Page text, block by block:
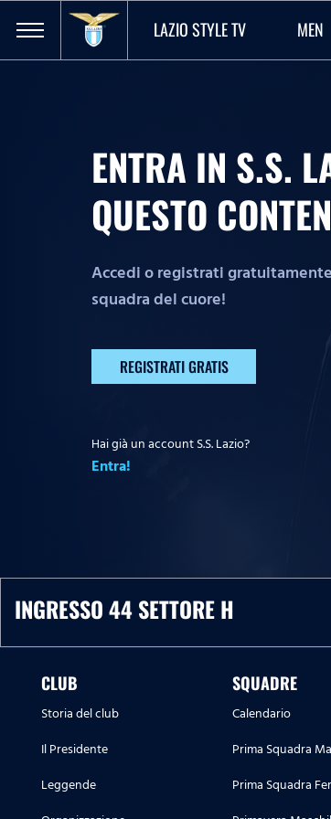
LAZIO STYLE TV MEN
ENTRA IN S.S.
QUESTO
Accedi o registrati
squadra del cuore!
REGISTRATI GRATIS
Hai già un account S.S. Lazio?
Entra!
INGRESSO 44 SETTORE H
CLUB
Storia del club
Il Presidente
Leggende
SQUADRE
Calendario
Prima Squadra
Prima Squadra